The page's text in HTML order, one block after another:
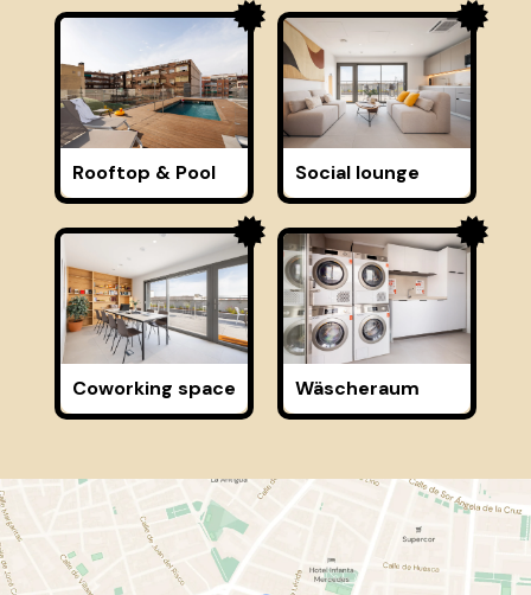
Rooftop & Pool Social lounge
Coworking space Wäscheraum